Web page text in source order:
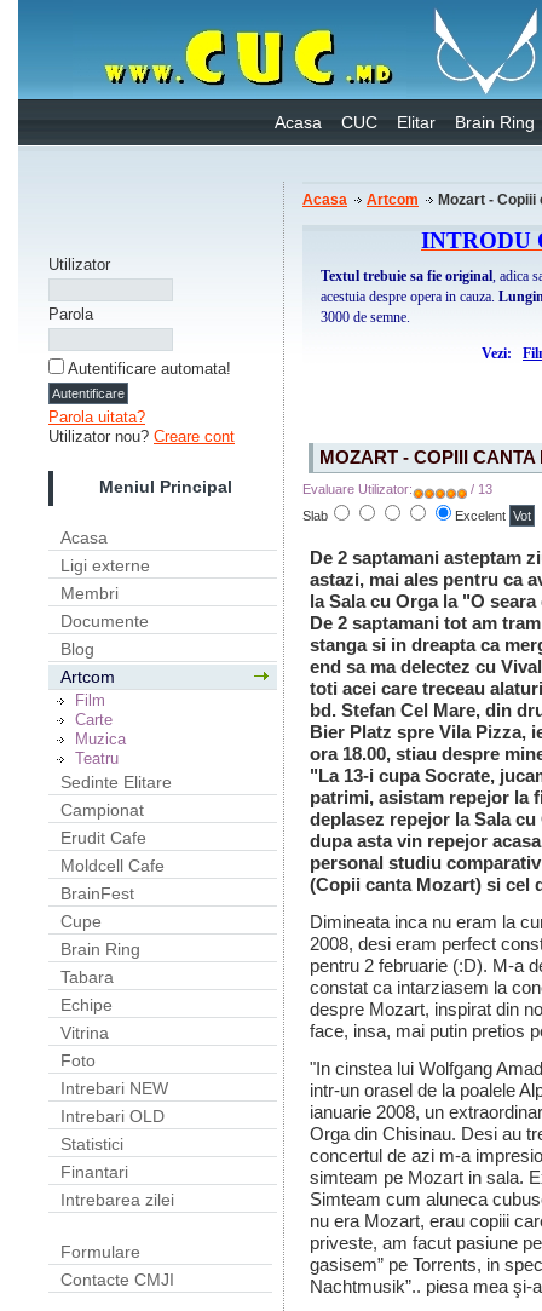
Acasa CUC Elitar Brain Ring
Utilizator
Parola
Autentificare automata!
Parola uitata?
Utilizator nou? Creare cont
Meniul Principal
Acasa
Ligi externe
Membri
Documente
Blog
Artcom
Film
Carte
Muzica
Teatru
Sedinte Elitare
Campionat
Erudit Cafe
Moldcell Cafe
BrainFest
Cupe
Brain Ring
Tabara
Echipe
Vitrina
Foto
Intrebari NEW
Intrebari OLD
Statistici
Finantari
Intrebarea zilei
Formulare
Contacte CMJI
Acasa Artcom Mozart -
INTRODU
Textul trebuie sa fie original, adica
acestuia despre opera in cauza.
3000 de semne.
Vezi:
MOZART - COPIII CANTA
Evaluare Utilizator:
/ 13
Slab
Excelent
De 2 saptamani asteptam
astazi, mai ales pentru ca
la Sala cu Orga la "O
De 2 saptamani tot am
stanga si in dreapta ca
end sa ma delectez cu
toti acei care treceau
bd. Stefan Cel Mare, din
Bier Platz spre Vila Pizza,
ora 18.00, stiau despre
"La 13-i cupa Socrate,
patrimi, asistam repejor la
deplasez repejor la Sala cu
dupa asta vin repejor
personal studiu
(Copii canta Mozart) si cel
Dimineata inca nu eram la
2008, desi eram perfect
pentru 2 februarie (:D). M-a
constat ca intarziasem la
despre Mozart, inspirat din
face, insa, mai putin pretios
"In cinstea lui Wolfgang
intr-un orasel de la poalele
ianuarie 2008, un
Orga din Chisinau. Desi au
concertul de azi m-a
simteam pe Mozart in sala.
Simteam cum aluneca
nu era Mozart, erau copiii
priveste, am facut pasiune
gasisem” pe Torrents, in
Nachtmusik”.. piesa mea şi-